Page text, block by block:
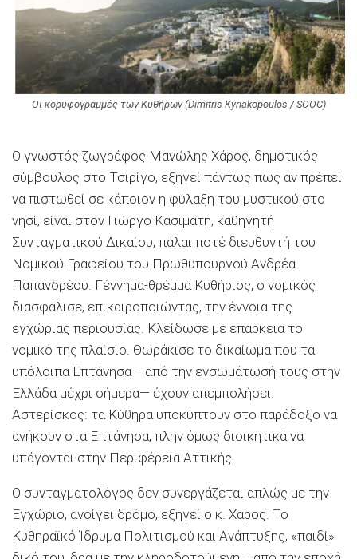
Οι κορυφογραμμές των Κυθήρων (Dimitris Kyriakopoulos / SOOC)
Ο γνωστός ζωγράφος Μανώλης Χάρος, δημοτικός
σύμβουλος στο Τσιρίγο, εξηγεί πάντως πως αν πρέπει
να πιστωθεί σε κάποιον η φύλαξη του μυστικού στο
νησί, είναι στον Γιώργο Κασιμάτη, καθηγητή
Συνταγματικού Δικαίου, πάλαι ποτέ διευθυντή του
Νομικού Γραφείου του Πρωθυπουργού Ανδρέα
Παπανδρέου. Γέννημα-θρέμμα Κυθήριος, ο νομικός
διασφάλισε, επικαιροποιώντας, την έννοια της
εγχώριας περιουσίας. Κλείδωσε με επάρκεια το
νομικό της πλαίσιο. Θωράκισε το δικαίωμα που τα
υπόλοιπα Επτάνησα —από την ενσωμάτωσή τους στην
Ελλάδα μέχρι σήμερα— έχουν απεμπολήσει.
Αστερίσκος: τα Κύθηρα υποκύπτουν στο παράδοξο να
ανήκουν στα Επτάνησα, πλην όμως διοικητικά να
υπάγονται στην Περιφέρεια Αττικής.
Ο συνταγματολόγος δεν συνεργάζεται απλώς με την
Εγχώριο, ανοίγει δρόμο, εξηγεί ο κ. Χάρος. Το
Κυθηραϊκό Ίδρυμα Πολιτισμού και Ανάπτυξης, «παιδί»